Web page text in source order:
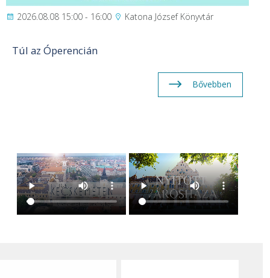
2026.08.08 15:00 - 16:00 Katona József Könyvtár
Túl az Óperencián
Bővebben